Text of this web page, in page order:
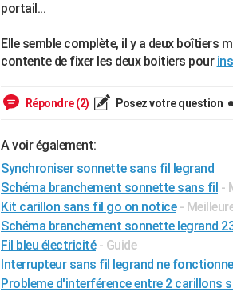
portail...
Elle semble complète, il y a deux boîtiers
contente de fixer les deux boitiers pour
Répondre (2) Posez votre question
A voir également:
Synchroniser sonnette sans fil legrand
Schéma branchement sonnette sans fil -
Kit carillon sans fil go on notice -
Schéma branchement sonnette legrand
Fil bleu électricité - Guide
Interrupteur sans fil legrand ne
Probleme d'interférence entre 2 carillons